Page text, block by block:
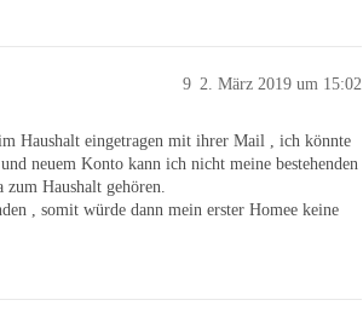
2. März 2019 um 15:02
9
Haushalt eingetragen mit ihrer Mail , ich könnte
neuem Konto kann ich nicht meine bestehenden
Haushalt gehören.
, somit würde dann mein erster Homee keine